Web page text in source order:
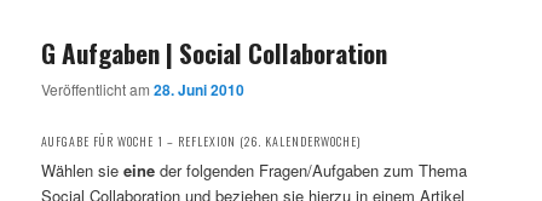
G Aufgaben | Social Collaboration
Veröffentlicht am28. Juni 2010
AUFGABE FÜR WOCHE 1 – REFLEXION (26. KALENDERWOCHE)
Wählen sieeineder folgenden Fragen/Aufgaben zum Thema
Social Collaboration und beziehen sie hierzu in einem Artikel